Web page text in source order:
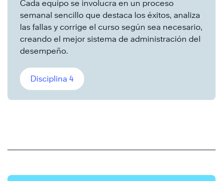
Cada equipo se involucra en un proceso
semanal sencillo que destaca los éxitos, analiza
las fallas y corrige el curso según sea necesario,
creando el mejor sistema de administración del
desempeño.
Disciplina 4